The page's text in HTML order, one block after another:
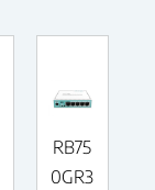
RB75
0GR3